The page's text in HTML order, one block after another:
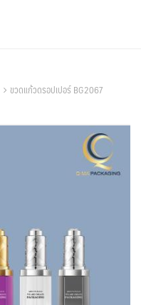
ขวดแก้วดรอปเปอร์ BG2067